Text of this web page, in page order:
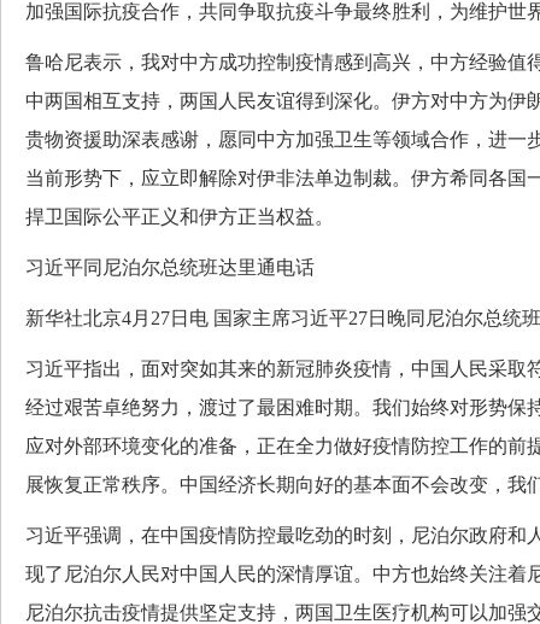
加强国际抗疫合作，共同争取抗疫斗争最终胜利，为维护世
鲁哈尼表示，我对中方成功控制疫情感到高兴，中方经验值
中两国相互支持，两国人民友谊得到深化。伊方对中方为伊
贵物资援助深表感谢，愿同中方加强卫生等领域合作，进一
当前形势下，应立即解除对伊非法单边制裁。伊方希同各国
捍卫国际公平正义和伊方正当权益。
习近平同尼泊尔总统班达里通电话
新华社北京4月27日电 国家主席习近平27日晚同尼泊尔总统
习近平指出，面对突如其来的新冠肺炎疫情，中国人民采取
经过艰苦卓绝努力，渡过了最困难时期。我们始终对形势保
应对外部环境变化的准备，正在全力做好疫情防控工作的前
展恢复正常秩序。中国经济长期向好的基本面不会改变，我
习近平强调，在中国疫情防控最吃劲的时刻，尼泊尔政府和
现了尼泊尔人民对中国人民的深情厚谊。中方也始终关注着
尼泊尔抗击疫情提供坚定支持，两国卫生医疗机构可以加强